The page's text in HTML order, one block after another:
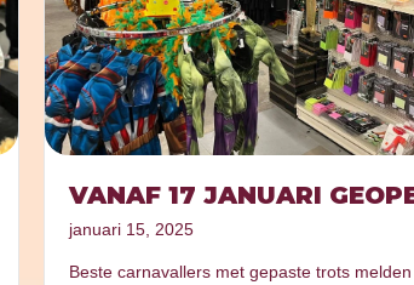
VANAF 17 JANUARI
januari 15, 2025
Beste carnavallers met gepaste trots melden